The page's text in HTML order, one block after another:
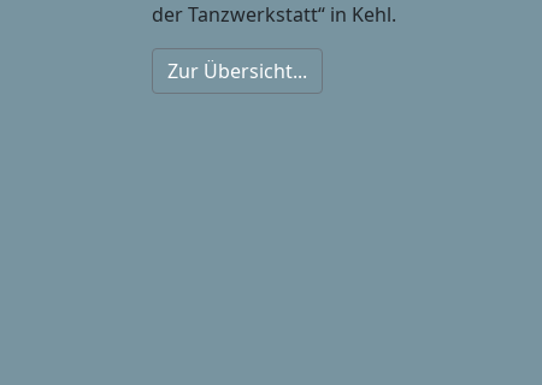
der Tanzwerkstatt“ in Kehl.
Zur Übersicht...